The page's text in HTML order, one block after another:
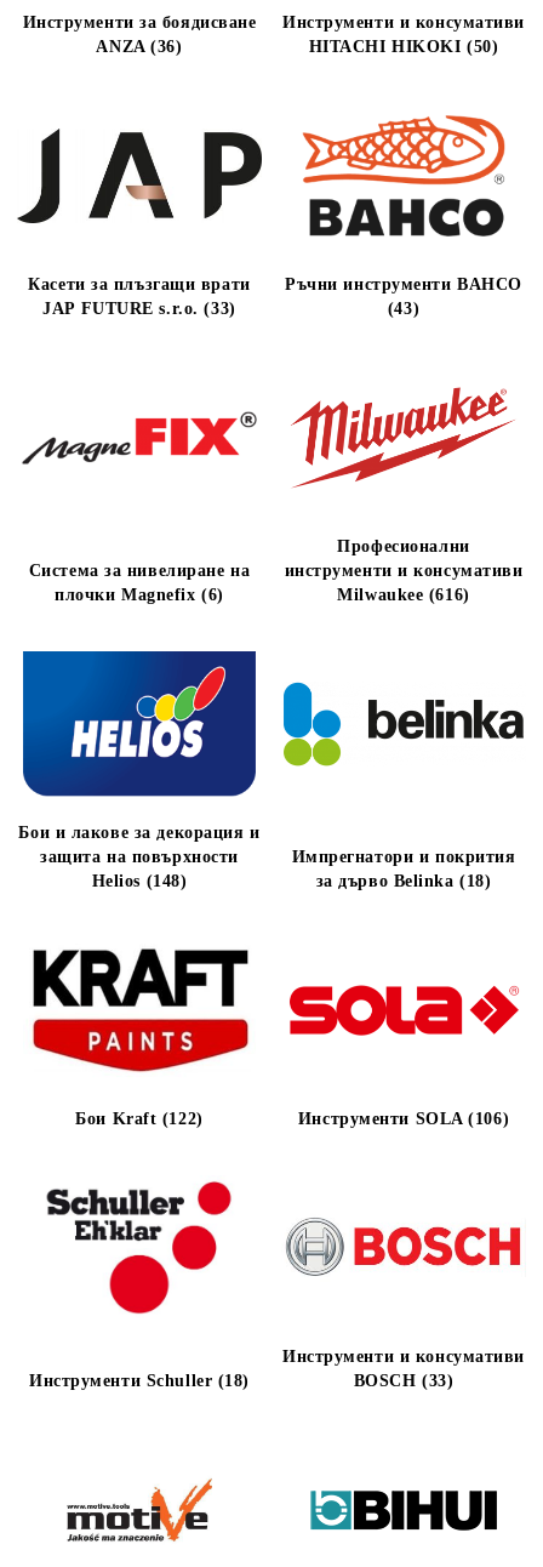
Инструменти за боядисване
ANZA (36)
Инструменти и консумативи
HITACHI HIKOKI (50)
Касети за плъзгащи врати
JAP FUTURE s.r.o. (33)
Ръчни инструменти BAHCO
(43)
Система за нивелиране на
плочки Magnefix (6)
Професионални
инструменти и консумативи
Milwaukee (616)
Бои и лакове за декорация и
защита на повърхности
Helios (148)
Импрегнатори и покрития
за дърво Belinka (18)
Бои Kraft (122) Инструменти SOLA (106)
Инструменти Schuller (18)
Инструменти и консумативи
BOSCH (33)